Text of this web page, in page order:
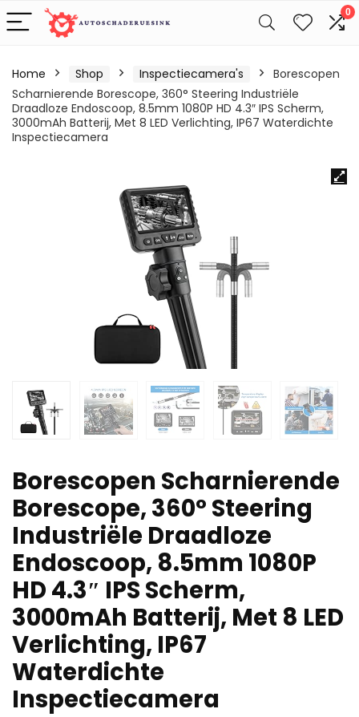
0
Home Shop Inspectiecamera's
Borescopen
Scharnierende Borescope, 360° Steering Industriële
Draadloze Endoscoop, 8.5mm 1080P HD 4.3″ IPS Scherm,
3000mAh Batterij, Met 8 LED Verlichting, IP67 Waterdichte
Inspectiecamera
Borescopen Scharnierende
Borescope, 360° Steering
Industriële Draadloze
Endoscoop, 8.5mm 1080P
HD 4.3″ IPS Scherm,
3000mAh Batterij, Met 8 LED
Verlichting, IP67
Waterdichte
Inspectiecamera